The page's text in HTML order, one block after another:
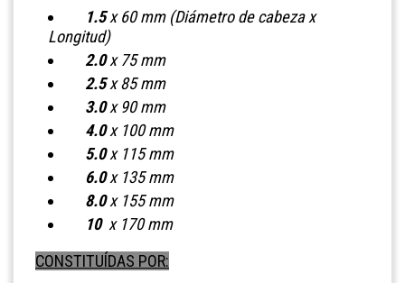
1.5x 60 mm (Diámetro de cabeza x
Longitud)
2.0x 75 mm
2.5x 85 mm
3.0x 90 mm
4.0x 100 mm
5.0x 115 mm
6.0x 135 mm
8.0x 155 mm
10x 170 mm
CONSTITUÍDAS POR: